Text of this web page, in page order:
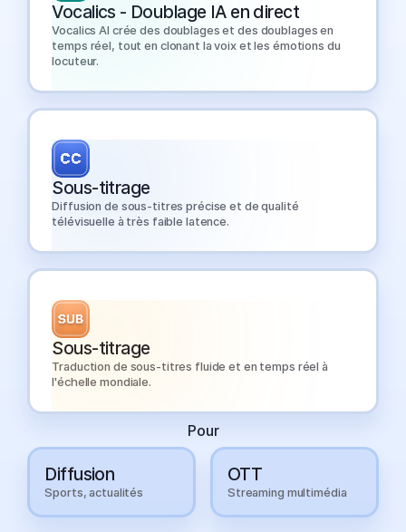
Vocalics - Doublage IA en direct
Vocalics AI crée des doublages et des doublages en
temps réel, tout en clonant la voix et les émotions du
locuteur.
Sous-titrage
Diffusion de sous-titres précise et de qualité
télévisuelle à très faible latence.
Sous-titrage
Traduction de sous-titres fluide et en temps réel à
l'échelle mondiale.
Pour
Diffusion
Sports, actualités
OTT
Streaming multimédia